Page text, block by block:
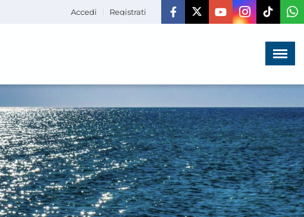
Accedi Registrati
Menù ×
LA VITA
DELL'ASSOCIAZIONE
COMUNICAZIONE,
PROGETTI ED EDITORIA
AMMINISTRAZIONE